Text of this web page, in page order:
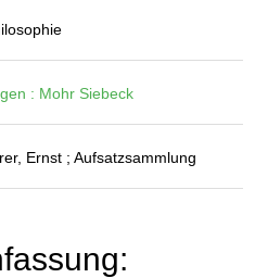
: Mohr Siebeck
Ernst ; Aufsatzsammlung